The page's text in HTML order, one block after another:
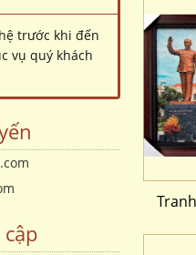
trước khi đến
vụ quý khách